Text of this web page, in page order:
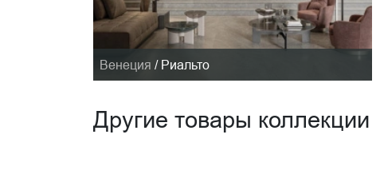
Венеция / Риальто
Другие товары коллекции